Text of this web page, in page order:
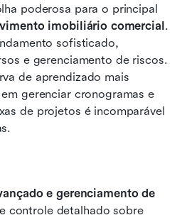
imobiliário comercial.
sofisticado,
e gerenciamento de riscos.
de aprendizado mais
gerenciar cronogramas e
de projetos é incomparável
e gerenciamento de
controle detalhado sobre